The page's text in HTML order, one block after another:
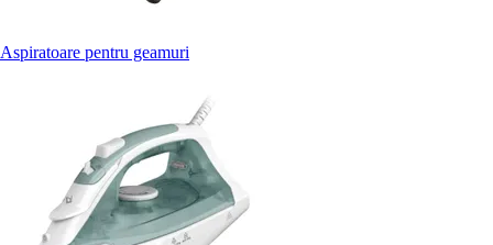
Aspiratoare pentru geamuri